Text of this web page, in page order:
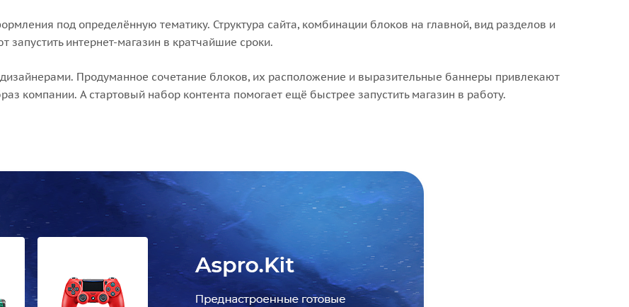
под определённую тематику. Структура сайта, комбинации блоков на главной, вид разделов и
интернет-магазин в кратчайшие сроки.
Продуманное сочетание блоков, их расположение и выразительные баннеры привлекают
компании. А стартовый набор контента помогает ещё быстрее запустить магазин в работу.